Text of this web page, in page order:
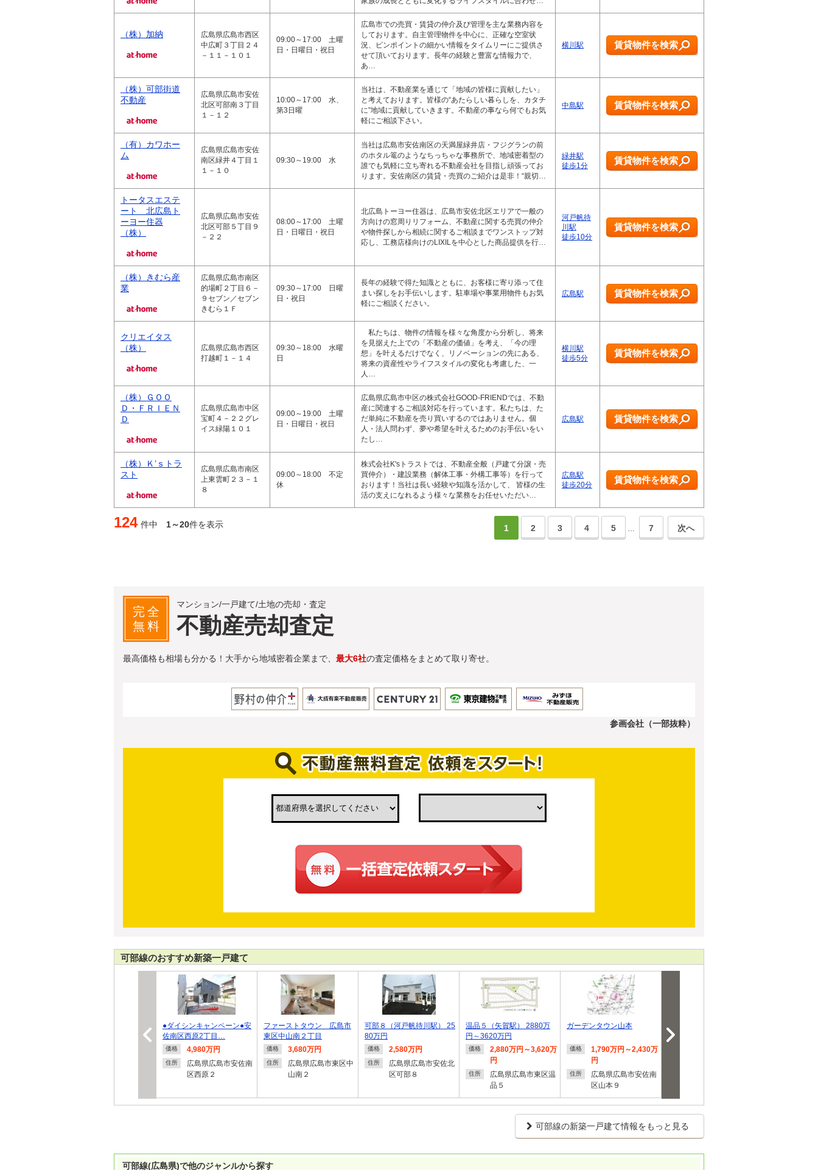
（株）加納
広島県広島市西区
中広町３丁目２４
－１１－１０１
09:00～17:00 土曜
日・日曜日・祝日
広島市での売買・賃貸の仲介及び管理を主な業務内容を
しております。自主管理物件を中心に、正確な空室状
況、ピンポイントの細かい情報をタイムリーにご提供さ
せて頂いております。長年の経験と豊富な情報力で、
あ…
横川駅 賃貸物件を検索
（株）可部街道
不動産
広島県広島市安佐
北区可部南３丁目
１－１２
10:00～17:00 水、
第3日曜
当社は、不動産業を通じて「地域の皆様に貢献したい」
と考えております。皆様の“あたらしい暮らしを、カタチ
に”地域に貢献していきます。不動産の事なら何でもお気
軽にご相談下さい。
中島駅 賃貸物件を検索
（有）カワホー
ム
広島県広島市安佐
南区緑井４丁目１
１－１０
09:30～19:00 水
当社は広島市安佐南区の天満屋緑井店・フジグランの前
のホタル篭のようなちっちゃな事務所で、地域密着型の
誰でも気軽に立ち寄れる不動産会社を目指し頑張ってお
ります。安佐南区の賃貸・売買のご紹介は是非！“親切…
緑井駅
徒歩1分
賃貸物件を検索
トータスエステ
ート 北広島ト
ーヨー住器
（株）
広島県広島市安佐
北区可部５丁目９
－２２
08:00～17:00 土曜
日・日曜日・祝日
北広島トーヨー住器は、広島市安佐北区エリアで一般の
方向けの窓周りリフォーム、不動産に関する売買の仲介
や物件探しから相続に関するご相談までワンストップ対
応し、工務店様向けのLIXILを中心とした商品提供を行…
河戸帆待
川駅
徒歩10分
賃貸物件を検索
（株）きむら産
業
広島県広島市南区
的場町２丁目６－
９セブン／セブン
きむら１Ｆ
09:30～17:00 日曜
日・祝日
長年の経験で得た知識とともに、お客様に寄り添って住
まい探しをお手伝いします。駐車場や事業用物件もお気
軽にご相談ください。
広島駅 賃貸物件を検索
クリエイタス
（株）
広島県広島市西区
打越町１－１４
09:30～18:00 水曜
日
私たちは、物件の情報を様々な角度から分析し、将来
を見据えた上での「不動産の価値」を考え、「今の理
想」を叶えるだけでなく、リノベーションの先にある、
将来の資産性やライフスタイルの変化も考慮した、一
人…
横川駅
徒歩5分
賃貸物件を検索
（株）ＧＯＯ
Ｄ・ＦＲＩＥＮ
Ｄ
広島県広島市中区
宝町４－２２グレ
イス緑陽１０１
09:00～19:00 土曜
日・日曜日・祝日
広島県広島市中区の株式会社GOOD-FRIENDでは、不動
産に関連するご相談対応を行っています。私たちは、た
だ単純に不動産を売り買いするのではありません。個
人・法人問わず、夢や希望を叶えるためのお手伝いをい
たし…
広島駅 賃貸物件を検索
（株）Ｋ’ｓトラ
スト
広島県広島市南区
上東雲町２３－１
８
09:00～18:00 不定
休
株式会社K'sトラストでは、不動産全般（戸建て分譲・売
買仲介）・建設業務（解体工事・外構工事等）を行って
おります！当社は長い経験や知識を活かして、 皆様の生
活の支えになれるよう様々な業務をお任せいただい…
広島駅
徒歩20分
賃貸物件を検索
124 件中 1～20件を表示 1 2 3 4 5 … 7 次へ
完全
無料
マンション/一戸建て/土地の売却・査定
不動産売却査定
最高価格も相場も分かる！大手から地域密着企業まで、 最大6社の査定価格をまとめて取り寄せ。
参画会社（一部抜粋）
可部線のおすすめ新築一戸建て
●ダイシンキャンペーン●安
佐南区西原2丁目…
価格 4,980万円
住所
広島県広島市安佐南
区西原２
ファーストタウン 広島市
東区中山南２丁目
価格 3,680万円
住所
広島県広島市東区中
山南２
可部８（河戸帆待川駅） 25
80万円
価格 2,580万円
住所
広島県広島市安佐北
区可部８
温品５（矢賀駅） 2880万
円～3620万円
価格
2,880万円～3,620万
円
住所
広島県広島市東区温
品５
ガーデンタウン山本
価格
1,790万円～2,430万
円
住所
広島県広島市安佐南
区山本９
可部線の新築一戸建て情報をもっと見る
可部線(広島県)で他のジャンルから探す